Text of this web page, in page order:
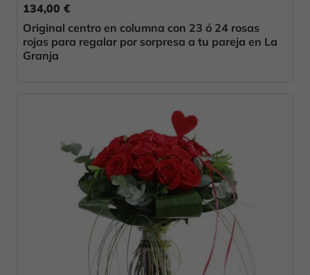
134,00 €
Original centro en columna con 23 ó 24 rosas
rojas para regalar por sorpresa a tu pareja en La
Granja